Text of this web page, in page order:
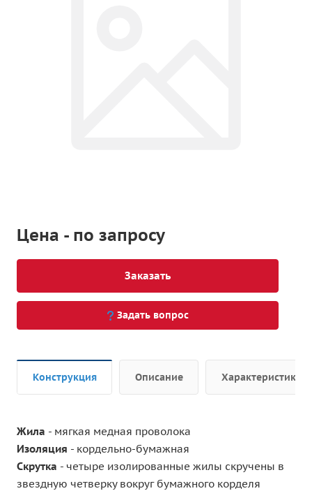
Цена - по запросу
Заказать
Задать вопрос
Конструкция Описание Характеристики
Жила - мягкая медная проволока
Изоляция - кордельно-бумажная
Скрутка - четыре изолированные жилы скручены в
звездную четверку вокруг бумажного корделя